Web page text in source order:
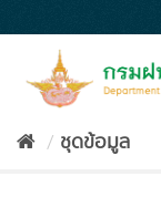
to
ชุดข้อมูล